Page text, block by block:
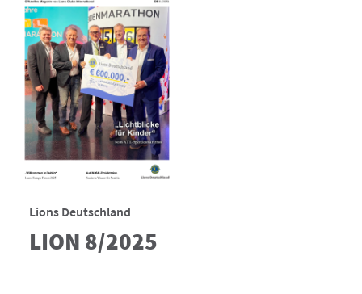
Lions Deutschland
LION 8/2025